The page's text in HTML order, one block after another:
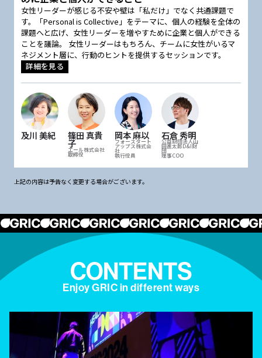
女性リーダーが感じる不安や壁は「私だけ」でなく共通課題で
す。「Personal is Collective」をテーマに、個人の経験を全体の
課題へと広げ、女性リーダーを増やすために企業と個人ができる
ことを議論。 女性リーダーはもちろん、チームに女性がいるマ
ネジメント層に、行動のヒントを提供するセッションです。
詳細を見る
及川 美紀 篠田 真貴
子
エール株式会社
取締役
岡本 麻以
フォースタート
アップス株式会
社
執行役員
石倉 秀明
公益財団法人山
田進太郎D&I財
団
理事COO
上記の内容は予告なく変更する場合がございます。
CONTENTS
Enjoy GRIC in different ways